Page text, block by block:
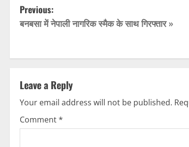
P
o
s
n
a
v
Previous:
बनबसा में नेपाली नागरिक स्मैक के साथ गिरफ्तार »
Leave a Reply
Your email address will not be published.
Comment*